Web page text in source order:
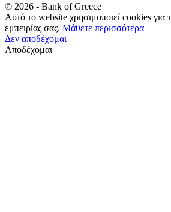
© 2026 - Bank of Greece
Αυτό το website χρησιμοποιεί cookies για
εμπειρίας σας. Μάθετε περισσότερα
Δεν αποδέχομαι
Αποδέχομαι